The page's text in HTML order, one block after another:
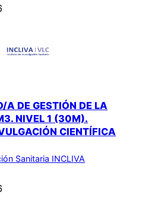
DE GESTIÓN DE LA
NIVEL 1 (30M).
CIENTÍFICA
Sanitaria INCLIVA